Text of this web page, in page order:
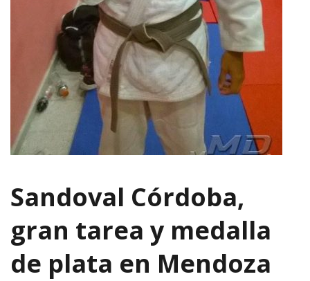
Sandoval Córdoba,
gran tarea y medalla
de plata en Mendoza